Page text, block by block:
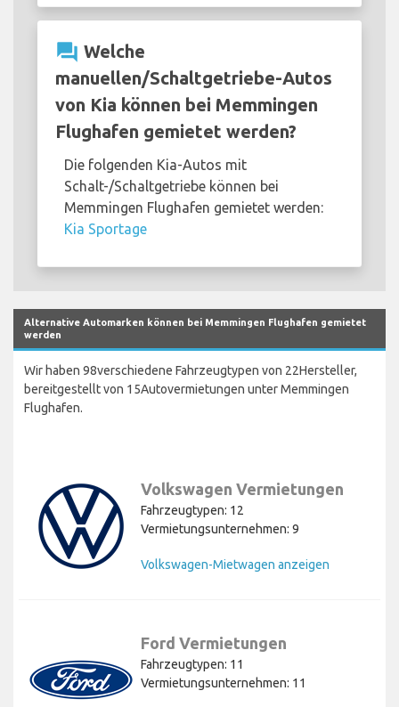
question_answer Welche
manuellen/Schaltgetriebe-Autos
von Kia können bei Memmingen
Flughafen gemietet werden?
Die folgenden Kia-Autos mit
Schalt-/Schaltgetriebe können bei
Memmingen Flughafen gemietet werden:
Kia Sportage
Alternative Automarken können bei Memmingen Flughafen gemietet
werden
Wir haben 98verschiedene Fahrzeugtypen von 22Hersteller,
bereitgestellt von 15Autovermietungen unter Memmingen
Flughafen.
Volkswagen Vermietungen
Fahrzeugtypen: 12
Vermietungsunternehmen: 9
Volkswagen-Mietwagen anzeigen
Ford Vermietungen
Fahrzeugtypen: 11
Vermietungsunternehmen: 11